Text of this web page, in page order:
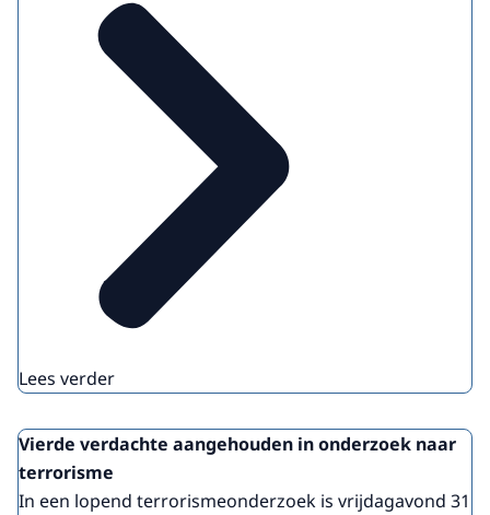
Lees verder
Vierde verdachte aangehouden in onderzoek naar
terrorisme
In een lopend terrorismeonderzoek is vrijdagavond 31